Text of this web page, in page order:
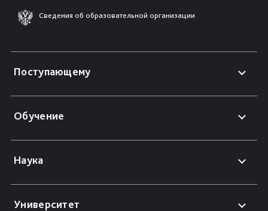
Сведения об образовательной организации
Поступающему
Обучение
Наука
Университет